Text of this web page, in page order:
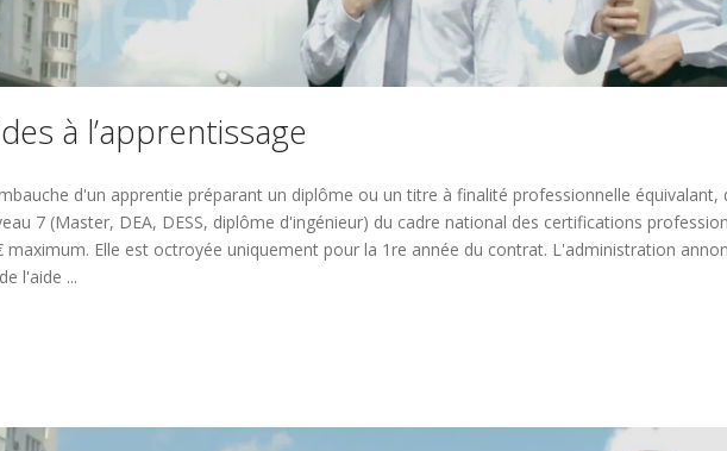
à l’apprentissage
d'un apprentie préparant un diplôme ou un titre à finalité professionnelle
7 (Master, DEA, DESS, diplôme d'ingénieur) du cadre national des certifications
Elle est octroyée uniquement pour la 1re année du contrat. L'administration
l'aide ...